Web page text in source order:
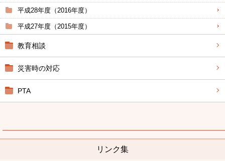
平成28年度（2016年度）
平成27年度（2015年度）
教育相談
災害時の対応
PTA
リンク集